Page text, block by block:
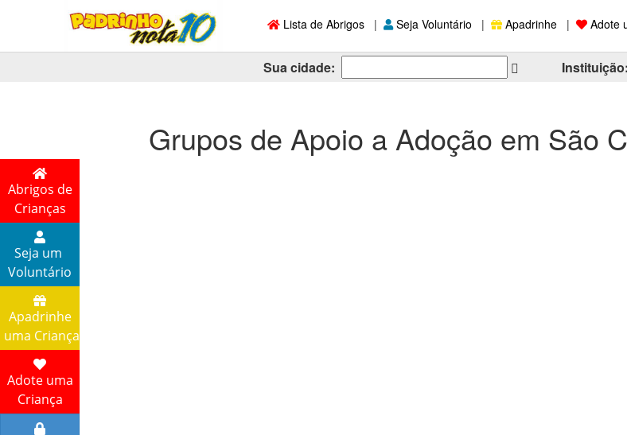
Lista de Abrigos | Seja Voluntário | Apadrinhe | Adote
Sua cidade: Instituição:
Abrigos de
Crianças
Seja um
Voluntário
Apadrinhe
uma Criança
Adote uma
Criança
Grupos de Apoio a Adoção em São